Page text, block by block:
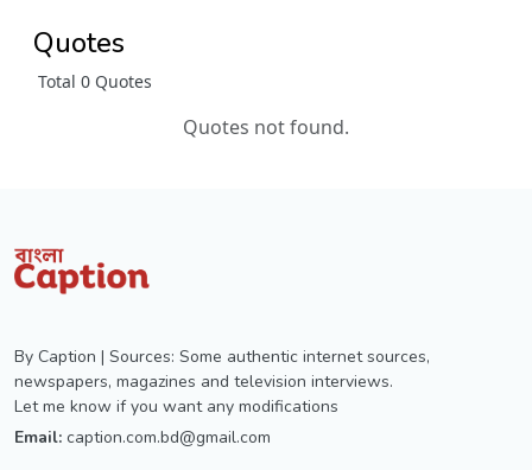
Quotes
Total 0 Quotes
Quotes not found.
By Caption | Sources: Some authentic internet sources,
newspapers, magazines and television interviews.
Let me know if you want any modifications
Email: caption.com.bd@gmail.com